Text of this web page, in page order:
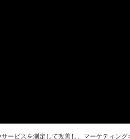
ービスを測定して改善し、マーケティン